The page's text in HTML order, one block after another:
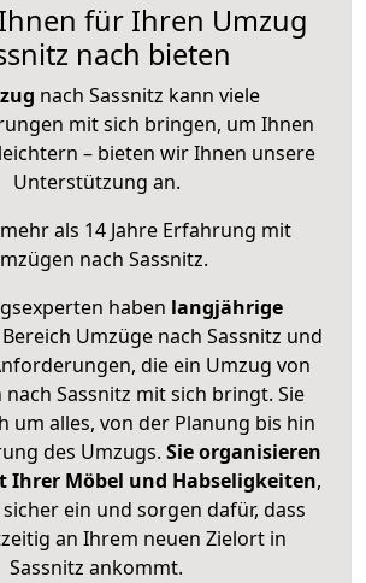
für Ihren Umzug
nach bieten
nach Sassnitz kann viele
mit sich bringen, um Ihnen
– bieten wir Ihnen unsere
Unterstützung an.
als 14 Jahre Erfahrung mit
nach Sassnitz.
haben langjährige
Umzüge nach Sassnitz und
die ein Umzug von
Sassnitz mit sich bringt. Sie
um alles, von der Planung bis hin
des Umzugs. Sie organisieren
Ihrer Möbel und Habseligkeiten,
ein und sorgen dafür, dass
an Ihrem neuen Zielort in
Sassnitz ankommt.